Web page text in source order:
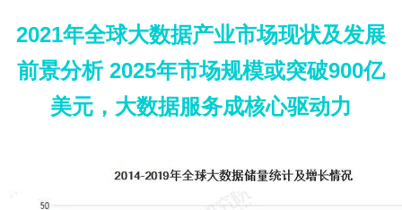
2021年全球大数据产业市场现状及发展
前景分析 2025年市场规模或突破900亿
美元，大数据服务成核心驱动力